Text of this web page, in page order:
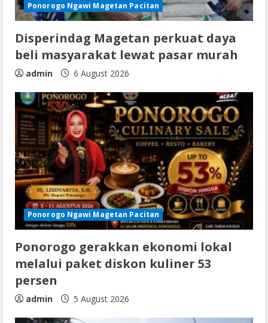
Ponorogo Ngawi Magetan Pacitan
Disperindag Magetan perkuat daya
beli masyarakat lewat pasar murah
admin 6 August 2026
Ponorogo Ngawi Magetan Pacitan
Ponorogo gerakkan ekonomi lokal
melalui paket diskon kuliner 53
persen
admin 5 August 2026